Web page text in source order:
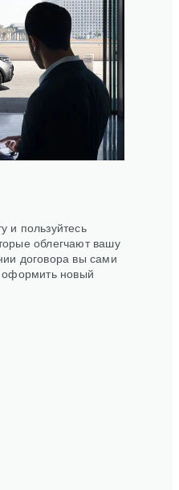
и пользуйтесь
облегчают вашу
договора вы сами
оформить новый